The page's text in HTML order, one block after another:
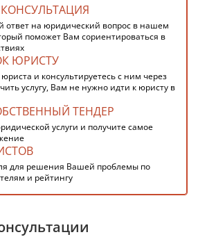
ответ на юридический вопрос в нашем
поможет Вам сориентироваться в
ЮРИСТУ
и консультируетесь с ним через
услугу, Вам не нужно идти к юристу в
ТЕНДЕР
услуги и получите самое
для решения Вашей проблемы по
и рейтингу